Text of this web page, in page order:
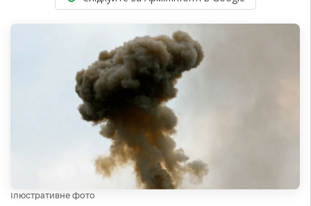
Ілюстративне фото